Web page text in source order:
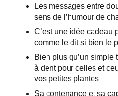
Les messages entre
sens de l’humour de
C’est une idée cadeau
comme le dit si bien le
Bien plus qu’un
à dent pour celles et
vos petites plantes
Sa contenance et sa